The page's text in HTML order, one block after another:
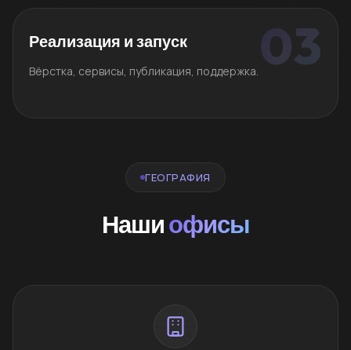
Реализация и запуск
Вёрстка, сервисы, публикация, поддержка.
ГЕОГРАФИЯ
Нашиофисы